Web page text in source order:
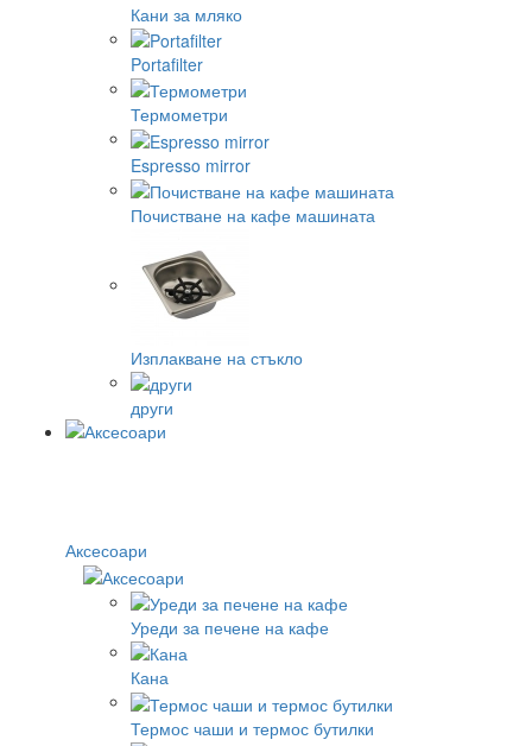
Кани за мляко
Portafilter
Термометри
Espresso mirror
Почистване на кафе машината
Изплакване на стъкло
други
Аксесоари
Уреди за печене на кафе
Кана
Термос чаши и термос бутилки